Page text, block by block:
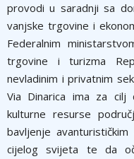
provodi u saradnji sa
vanjske trgovine i
Federalnim
trgovine i turizma
nevladinim i privatnim
Via Dinarica ima za cilj
kulturne resurse
bavljenje
cijelog svijeta te da